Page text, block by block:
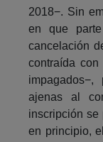
2018−. Sin
en que
cancelación
contraída
ajenas al
inscripción se
en principio,